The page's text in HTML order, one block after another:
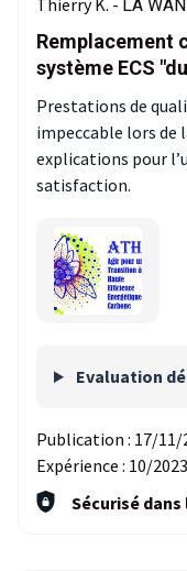
Thierry K. - LA
Remplacement
système ECS
Prestations de
impeccable lors de
explications pour
satisfaction.
Evaluation
Publication : 17/11/
Expérience : 10/2023
Sécurisé